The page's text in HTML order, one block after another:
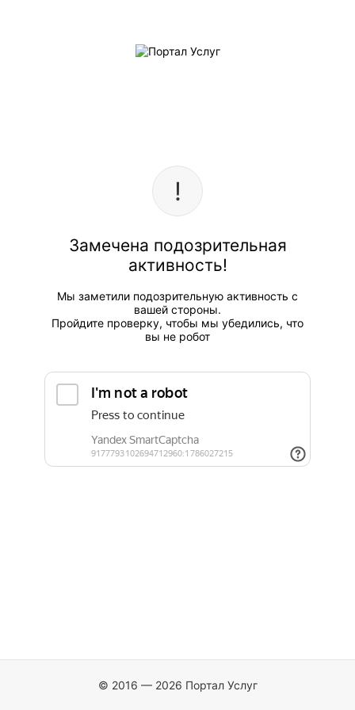
Замечена подозрительная
активность!
Мы заметили подозрительную активность с
вашей стороны.
Пройдите проверку, чтобы мы убедились, что
вы не робот
© 2016 — 2026 Портал Услуг